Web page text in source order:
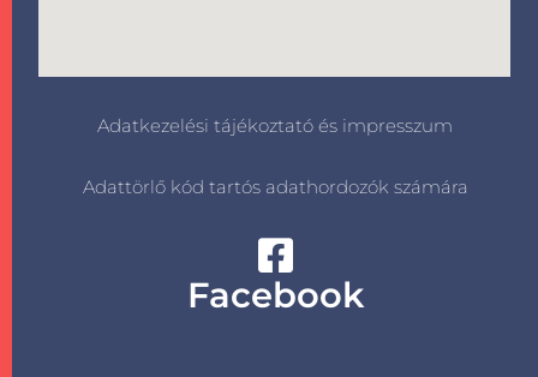
Adatkezelési tájékoztató és impresszum
Adattörlő kód tartós adathordozók számára
Facebook